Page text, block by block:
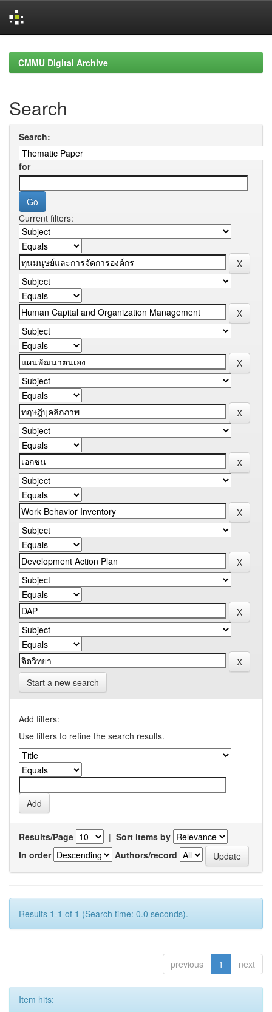
navigationCMMU Digital Archive
Search
Search:
for
Current filters:
Start a new search
Add filters:
Use filters to refine the search results.
Results/Page | Sort items by
In order
Authors/record
Results 1-1 of 1 (Search time: 0.0 seconds).
previous 1 next
Item hits: